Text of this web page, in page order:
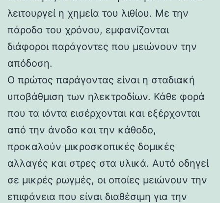
λειτουργεί η χημεία του λιθίου. Με την
πάροδο του χρόνου, εμφανίζονται
διάφοροι παράγοντες που μειώνουν την
απόδοση.
Ο πρώτος παράγοντας είναι η σταδιακή
υποβάθμιση των ηλεκτροδίων. Κάθε φορά
που τα ιόντα εισέρχονται και εξέρχονται
από την άνοδο και την κάθοδο,
προκαλούν μικροσκοπικές δομικές
αλλαγές και στρες στα υλικά. Αυτό οδηγεί
σε μικρές ρωγμές, οι οποίες μειώνουν την
επιφάνεια που είναι διαθέσιμη για την